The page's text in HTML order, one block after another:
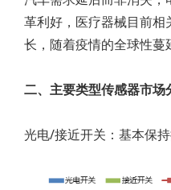
革利好，医疗器械目前
长，随着疫情的全球性蔓
二、主要类型传感器市场
光电/接近开关：基本保